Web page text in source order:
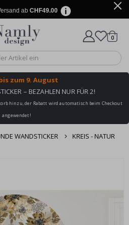
ab CHF49.00
1032 Bewertungen
Wagen
0
zum 9. August
– BEZAHLEN NUR FÜR 2!
hinzu, der Rabatt wird automatisch beim Checkout
angewendet!
WANDSTICKER KREIS - NATUR